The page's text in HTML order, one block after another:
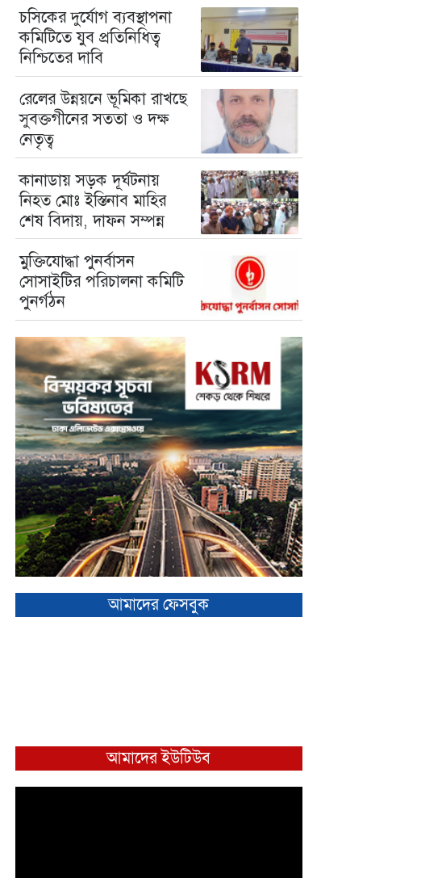
চসিকের দুর্যোগ ব্যবস্থাপনা
কমিটিতে যুব প্রতিনিধিত্ব
নিশ্চিতের দাবি
রেলের উন্নয়নে ভূমিকা রাখছে
সুবক্তগীনের সততা ও দক্ষ
নেতৃত্ব
কানাডায় সড়ক দূর্ঘটনায়
নিহত মোঃ ইস্তিনাব মাহির
শেষ বিদায়, দাফন সম্পন্ন
মুক্তিযোদ্ধা পুনর্বাসন
সোসাইটির পরিচালনা কমিটি
পুনর্গঠন
আমাদের ফেসবুক
আমাদের ইউটিউব